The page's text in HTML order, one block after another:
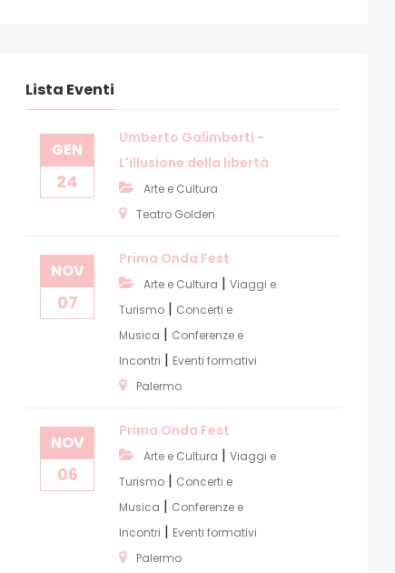
Lista Eventi
GEN
24
Umberto Galimberti -
L'illusione della libertà
Arte e Cultura
Teatro Golden
NOV
07
Prima Onda Fest
Arte e Cultura | Viaggi e
Turismo | Concerti e
Musica | Conferenze e
Incontri | Eventi formativi
Palermo
NOV
06
Prima Onda Fest
Arte e Cultura | Viaggi e
Turismo | Concerti e
Musica | Conferenze e
Incontri | Eventi formativi
Palermo